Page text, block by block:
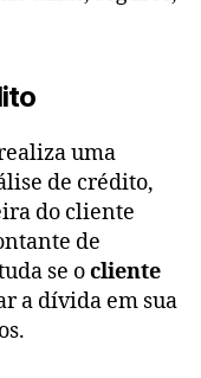
uma
de crédito,
do cliente
de
se ocliente
a dívida em sua